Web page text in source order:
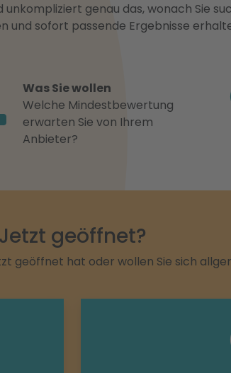
unkompliziert genau das, wonach Sie
und sofort passende Ergebnisse
Was Sie wollen
Welche Mindestbewertung
erwarten Sie von Ihrem
Anbieter?
Jetzt geöffnet?
geöffnet hat oder wollen Sie sich